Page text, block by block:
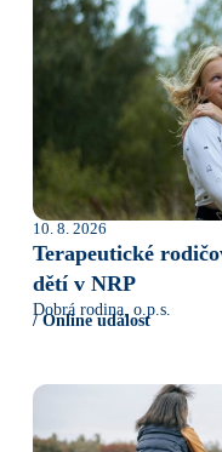
10. 8. 2026
Terapeutické
dětí v NRP
Dobrá rodina, o.p.s.
/ Online událost